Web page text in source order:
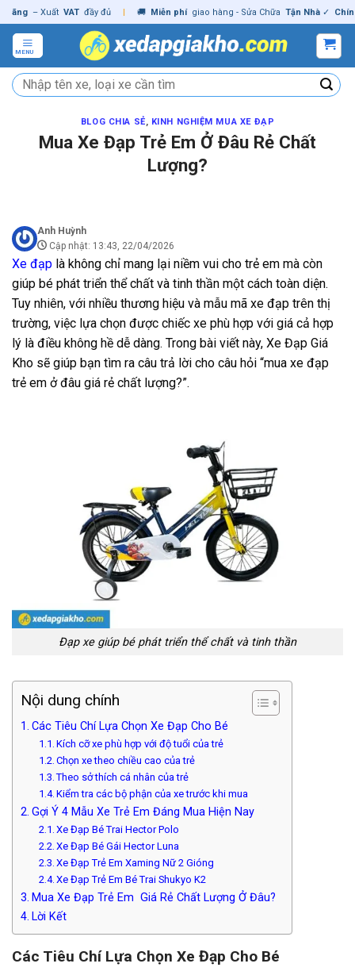
Skip
to
content
– Xuất VAT đầy đủ | 🚚 Miễn phí giao hàng - Sửa Chữa Tận Nhà ✓ Chính
MENU
Tìm
kiếm:
BLOG CHIA SẺ, KINH NGHIỆM MUA XE ĐẠP
Mua Xe Đạp Trẻ Em Ở Đâu Rẻ Chất
Lượng?
Anh Huỳnh
Cập nhật: 13:43, 22/04/2026
Xe đạp là không chỉ mang lại niềm vui cho trẻ em mà còn
giúp bé phát triển thể chất và tinh thần một cách toàn diện.
Tuy nhiên, với nhiều thương hiệu và mẫu mã xe đạp trên thị
trường, việc lựa chọn được chiếc xe phù hợp với giá cả hợp
lý là điều không hề dễ dàng. Trong bài viết này, Xe Đạp Giá
Kho sẽ giúp bạn tìm ra câu trả lời cho câu hỏi “mua xe đạp
trẻ em ở đâu giá rẻ chất lượng?”.
Đạp xe giúp bé phát triển thể chất và tinh thần
Nội dung chính
Các Tiêu Chí Lựa Chọn Xe Đạp Cho Bé
Kích cỡ xe phù hợp với độ tuổi của trẻ
Chọn xe theo chiều cao của trẻ
Theo sở thích cá nhân của trẻ
Kiểm tra các bộ phận của xe trước khi mua
Gợi Ý 4 Mẫu Xe Trẻ Em Đáng Mua Hiện Nay
Xe Đạp Bé Trai Hector Polo
Xe Đạp Bé Gái Hector Luna
Xe Đạp Trẻ Em Xaming Nữ 2 Gióng
Xe Đạp Trẻ Em Bé Trai Shukyo K2
Mua Xe Đạp Trẻ Em Giá Rẻ Chất Lượng Ở Đâu?
Lời Kết
Các Tiêu Chí Lựa Chọn Xe Đạp Cho Bé